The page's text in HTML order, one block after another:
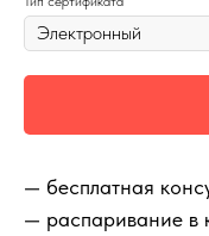
— бесплатная
— распаривание в